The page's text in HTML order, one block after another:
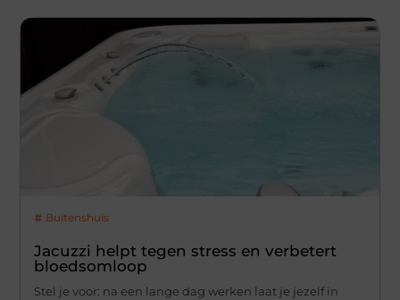
Buitenshuis
Jacuzzi helpt tegen stress en verbetert
bloedsomloop
Stel je voor: na een lange dag werken laat je jezelf in